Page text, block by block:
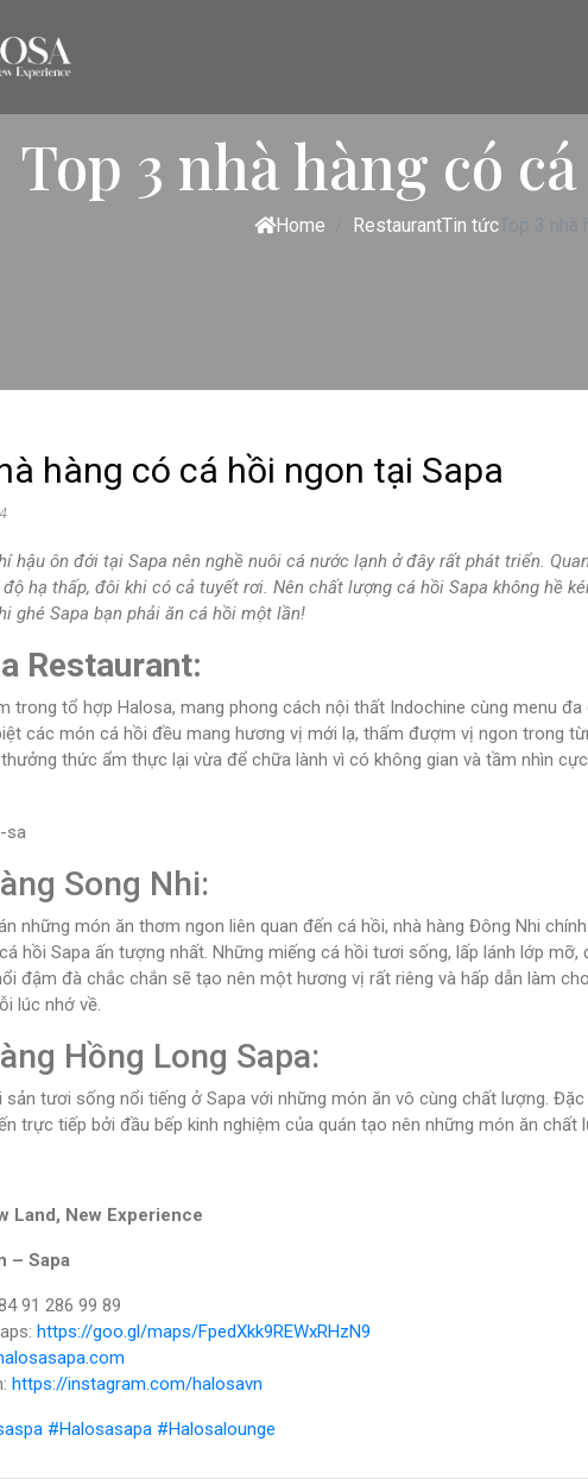
Top 3 nhà hàng có
Home RestaurantTin tứcTop 3 nhà
hàng có cá hồi ngon tại Sapa
hậu ôn đới tại Sapa nên nghề nuôi cá nước lạnh ở đây rất phát triển.
hạ thấp, đôi khi có cả tuyết rơi. Nên chất lượng cá hồi Sapa không hề
ghé Sapa bạn phải ăn cá hồi một lần!
Restaurant:
trong tổ hợp Halosa, mang phong cách nội thất Indochine cùng menu
các món cá hồi đều mang hương vị mới lạ, thấm đượm vị ngon trong
thức ẩm thực lại vừa để chữa lành vì có không gian và tầm nhìn
Song Nhi:
những món ăn thơm ngon liên quan đến cá hồi, nhà hàng Đông Nhi
hồi Sapa ấn tượng nhất. Những miếng cá hồi tươi sống, lấp lánh lớp
đậm đà chắc chắn sẽ tạo nên một hương vị rất riêng và hấp dẫn làm
lúc nhớ về.
Hồng Long Sapa:
sản tươi sống nổi tiếng ở Sapa với những món ăn vô cùng chất lượng.
trực tiếp bởi đầu bếp kinh nghiệm của quán tạo nên những món ăn chất
Land, New Experience
– Sapa
91 286 99 89
https://goo.gl/maps/FpedXkk9REWxRHzN9
https://instagram.com/halosavn
#Halosasapa #Halosalounge